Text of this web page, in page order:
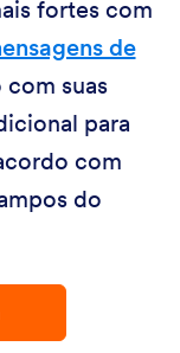
fortes com
de
suas
para
com
do